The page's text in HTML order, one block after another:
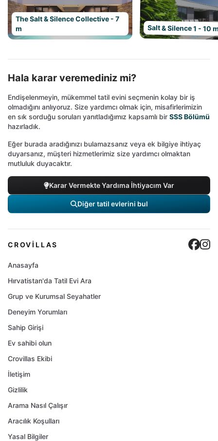
The Salt & Silence Collective - 7
m
Salt & Silence 1 - 10
Hala karar veremediniz mi?
Endişelenmeyin, mükemmel tatil evini seçmenin kolay bir iş
olmadığını anlıyoruz. Size yardımcı olmak için, misafirlerimizin
en sık sorduğu soruları yanıtladığımız kapsamlı bir SSS Bölümü
hazırladık.
Eğer burada aradığınızı bulamazsanız veya ek bilgiye ihtiyaç
duyarsanız, müşteri hizmetlerimiz size yardımcı olmaktan
mutluluk duyacaktır.
Karar Vermekte Yardıma İhtiyacım Var
Diğer tatil evlerini bul
CROVILLAS
Anasayfa
Hırvatistan'da Tatil Evi Ara
Grup ve Kurumsal Seyahatler
Deneyim Yorumları
Sahip Girişi
Ev sahibi olun
Crovillas Ekibi
İletişim
Gizlilik
Arama Nasıl Çalışır
Aracılık Koşulları
Yasal Bilgiler